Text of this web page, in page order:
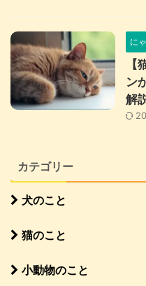
に
ン
解
カテゴリー
犬のこと
猫のこと
小動物のこと